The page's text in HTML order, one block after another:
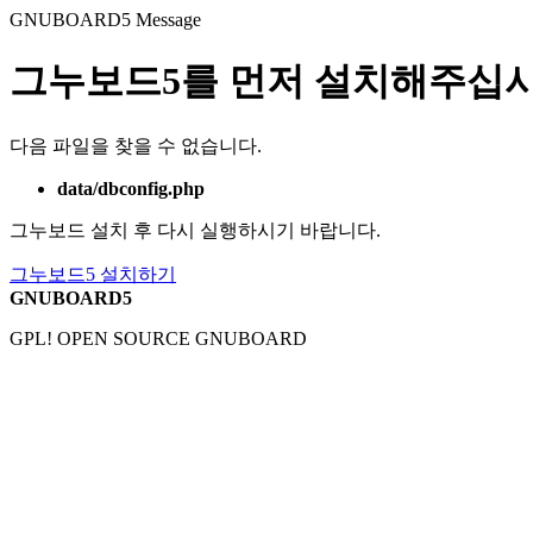
GNUBOARD5 Message
그누보드5를 먼저 설치해주십
다음 파일을 찾을 수 없습니다.
data/dbconfig.php
그누보드 설치 후 다시 실행하시기 바랍니다.
그누보드5 설치하기
GNUBOARD5
GPL! OPEN SOURCE GNUBOARD